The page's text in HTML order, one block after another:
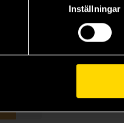
Inställningar
3